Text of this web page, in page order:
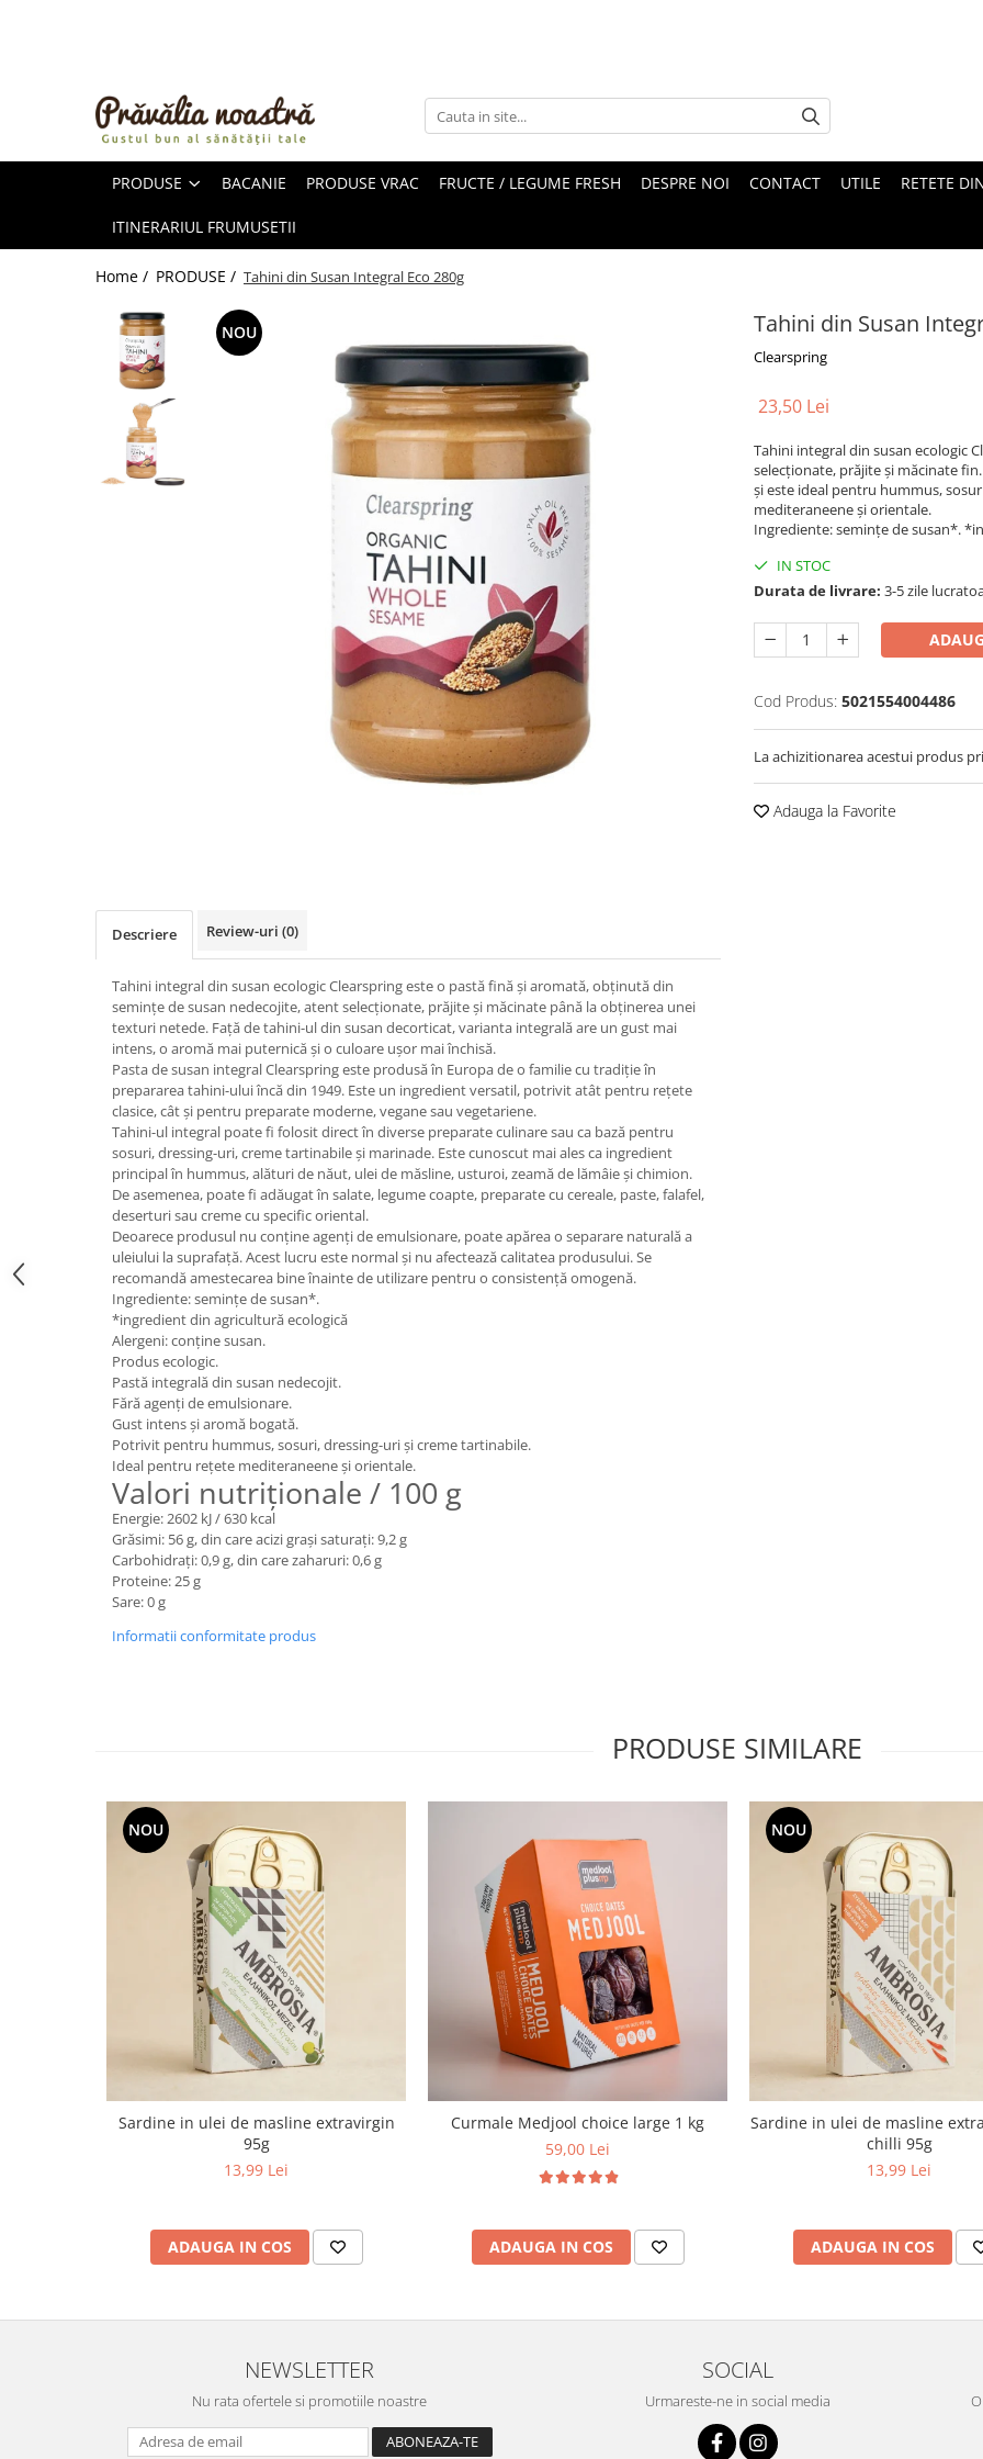
ULEIURI ȘI UNTURI
FRUCTE DESHIDRATATE
FRUCTE LA CONSERVĂ
OȚETURI ȘI SOSURI
FĂINĂ FĂRĂ GLUTEN
BĂUTURI / LAPTE VEGETAL
OREZ ȘI CEREALE
PRODUSE BACANIE PRODUSE VRAC FRUCTE / LEGUME FRESH DESPRE NOI CONTACT UTILE RETETE
ITINERARIUL FRUMUSETII
Home / PRODUSE / Tahini din Susan Integral Eco 280g
Tahini din Susan
Clearspring
NOU
23,50 Lei
Tahini integral din susan ecologic
selecționate, prăjite și măcinate
și este ideal pentru hummus,
mediteraneene și orientale.
Ingrediente: semințe de susan*.
IN STOC
Durata de livrare: 3-5 zile
Cod Produs: 5021554004486
La achizitionarea acestui produs
Adauga la Favorite
Descriere Review-uri (0)
Tahini integral din susan ecologic Clearspring este o pastă fină și aromată, obținută din
semințe de susan nedecojite, atent selecționate, prăjite și măcinate până la obținerea unei
texturi netede. Față de tahini-ul din susan decorticat, varianta integrală are un gust mai
intens, o aromă mai puternică și o culoare ușor mai închisă.
Pasta de susan integral Clearspring este produsă în Europa de o familie cu tradiție în
prepararea tahini-ului încă din 1949. Este un ingredient versatil, potrivit atât pentru rețete
clasice, cât și pentru preparate moderne, vegane sau vegetariene.
Tahini-ul integral poate fi folosit direct în diverse preparate culinare sau ca bază pentru
sosuri, dressing-uri, creme tartinabile și marinade. Este cunoscut mai ales ca ingredient
principal în hummus, alături de năut, ulei de măsline, usturoi, zeamă de lămâie și chimion.
De asemenea, poate fi adăugat în salate, legume coapte, preparate cu cereale, paste, falafel,
deserturi sau creme cu specific oriental.
Deoarece produsul nu conține agenți de emulsionare, poate apărea o separare naturală a
uleiului la suprafață. Acest lucru este normal și nu afectează calitatea produsului. Se
recomandă amestecarea bine înainte de utilizare pentru o consistență omogenă.
Ingrediente: semințe de susan*.
*ingredient din agricultură ecologică
Alergeni: conține susan.
Produs ecologic.
Pastă integrală din susan nedecojit.
Fără agenți de emulsionare.
Gust intens și aromă bogată.
Potrivit pentru hummus, sosuri, dressing-uri și creme tartinabile.
Ideal pentru rețete mediteraneene și orientale.
Valori nutriționale / 100 g
Energie: 2602 kJ / 630 kcal
Grăsimi: 56 g, din care acizi grași saturați: 9,2 g
Carbohidrați: 0,9 g, din care zaharuri: 0,6 g
Proteine: 25 g
Sare: 0 g
Informatii conformitate produs
PRODUSE SIMILARE
NOU
Sardine in ulei de masline extravirgin
95g
13,99 Lei
ADAUGA IN COS
Curmale Medjool choice large 1 kg
59,00 Lei
ADAUGA IN COS
NOU
Sardine in ulei de masline
chilli 95g
13,99 Lei
ADAUGA IN COS
NEWSLETTER
Nu rata ofertele si promotiile noastre
SOCIAL
Urmareste-ne in social media